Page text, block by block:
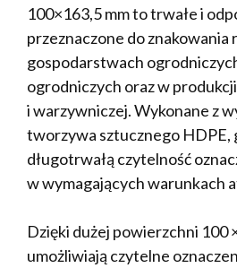
100×163,5 mm to trwałe i
przeznaczone do znakowania
gospodarstwach
ogrodniczych oraz w
i warzywniczej. Wykonane z
tworzywa sztucznego HDPE,
długotrwałą czytelność
w wymagających warunkach
Dzięki dużej powierzchni 100
umożliwiają czytelne